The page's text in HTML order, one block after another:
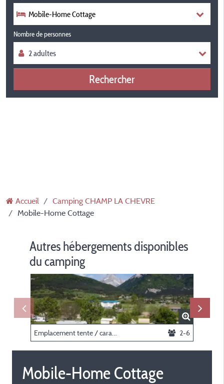
Mobile-Home Cottage
Nombre de personnes
Rechercher
Accueil
Camping CHAMP LA CHEVRE
Mobile-Home Cottage
Autres hébergements disponibles
du camping
2-6
Mobile-Home Cottage